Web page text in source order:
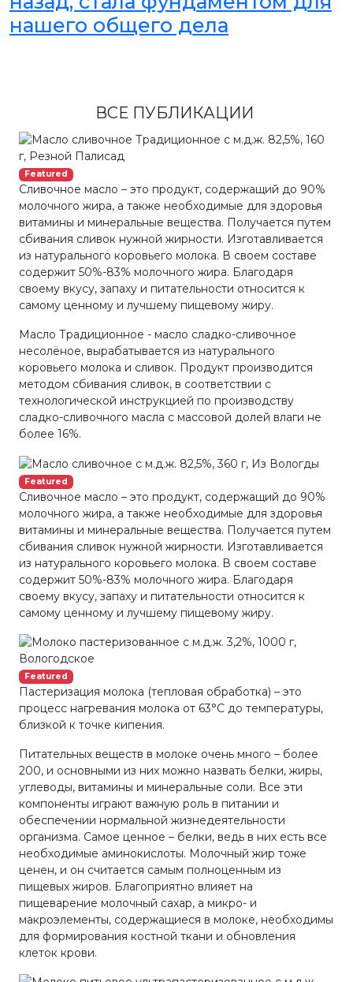
нашего общего дела
ВСЕ ПУБЛИКАЦИИ
Featured
Сливочное масло – это продукт, содержащий до 90%
молочного жира, а также необходимые для здоровья
витамины и минеральные вещества. Получается путем
сбивания сливок нужной жирности. Изготавливается
из натурального коровьего молока. В своем составе
содержит 50%-83% молочного жира. Благодаря
своему вкусу, запаху и питательности относится к
самому ценному и лучшему пищевому жиру.
Масло Традиционное - масло сладко-сливочное
несолёное, вырабатывается из натурального
коровьего молока и сливок. Продукт производится
методом сбивания сливок, в соответствии с
технологической инструкцией по производству
сладко-сливочного масла с массовой долей влаги не
более 16%.
Featured
Сливочное масло – это продукт, содержащий до 90%
молочного жира, а также необходимые для здоровья
витамины и минеральные вещества. Получается путем
сбивания сливок нужной жирности. Изготавливается
из натурального коровьего молока. В своем составе
содержит 50%-83% молочного жира. Благодаря
своему вкусу, запаху и питательности относится к
самому ценному и лучшему пищевому жиру.
Featured
Пастеризация молока (тепловая обработка) – это
процесс нагревания молока от 63°С до температуры,
близкой к точке кипения.
Питательных веществ в молоке очень много – более
200, и основными из них можно назвать белки, жиры,
углеводы, витамины и минеральные соли. Все эти
компоненты играют важную роль в питании и
обеспечении нормальной жизнедеятельности
организма. Самое ценное – белки, ведь в них есть все
необходимые аминокислоты. Молочный жир тоже
ценен, и он считается самым полноценным из
пищевых жиров. Благоприятно влияет на
пищеварение молочный сахар, а микро- и
макроэлементы, содержащиеся в молоке, необходимы
для формирования костной ткани и обновления
клеток крови.